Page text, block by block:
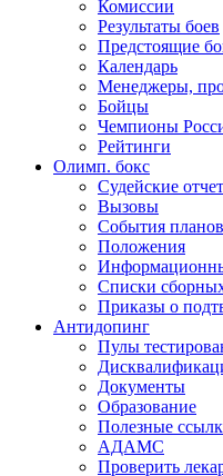
Комиссии
Результаты боев
Предстоящие
Календарь
Менеджеры,
Бойцы
Чемпионы
Рейтинги
Олимп. бокс
Судейские
Вызовы
События
Положения
Списки
Приказы о
Антидопинг
Пулы
Документы
Образование
Полезные
АДАМС
Проверить